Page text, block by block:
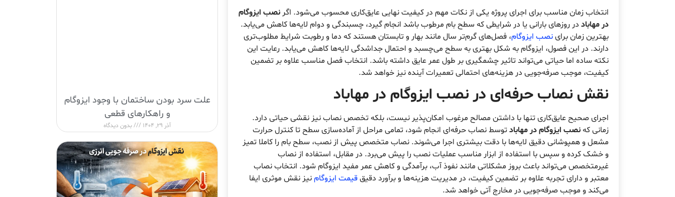
انتخاب زمان مناسب برای اجرای پروژه یکی از نکات مهم در کیفیت نهایی عایق‌کاری محسوب می‌شود. اگر نصب ایزوگام
در مهاباد در روزهای بارانی یا در شرایطی که سطح بام مرطوب باشد انجام گیرد، چسبندگی و دوام لایه‌ها کاهش می‌یابد.
بهترین زمان براینصب ایزوگام، فصل‌های گرم‌تر سال مانند بهار و تابستان هستند که دما و رطوبت شرایط مطلوب‌تری
دارند. در این فصول، ایزوگام به شکل بهتری به سطح می‌چسبد و احتمال جداشدگی لایه‌ها کاهش می‌یابد. رعایت این
نکته ساده اما حیاتی می‌تواند تاثیر چشمگیری بر طول عمر عایق داشته باشد. انتخاب فصل مناسب علاوه بر تضمین
کیفیت، موجب صرفه‌جویی در هزینه‌های احتمالی تعمیرات آینده نیز خواهد شد.
نقش نصاب حرفه‌ای در نصب ایزوگام در مهاباد
اجرای صحیح عایق‌کاری تنها با داشتن مصالح مرغوب امکان‌پذیر نیست، بلکه تخصص نصاب نیز نقشی حیاتی دارد.
زمانی کهنصب ایزوگام در مهابادتوسط نصاب حرفه‌ای انجام شود، تمامی مراحل از آماده‌سازی سطح تا کنترل حرارت
مشعل و همپوشانی دقیق لایه‌ها با دقت بیشتری اجرا می‌شوند. نصاب متخصص پیش از نصب، سطح بام را کاملا تمیز
و خشک کرده و سپس با استفاده از ابزار مناسب عملیات نصب را پیش می‌برد. در مقابل، استفاده از نصاب
غیرمتخصص می‌تواند باعث بروز مشکلاتی مانند نفوذ آب، برآمدگی و کاهش عمر مفید ایزوگام شود. انتخاب نصاب
معتبر و دارای تجربه علاوه بر تضمین کیفیت، در مدیریت هزینه‌ها و برآورد دقیققیمت ایزوگامنیز نقش موثری ایفا
می‌کند و موجب صرفه‌جویی در مخارج آتی خواهد شد.
علت سرد بودن ساختمان با وجود ایزوگام
و راهکارهای قطعی
آذر 29, 1404 بدون دیدگاه